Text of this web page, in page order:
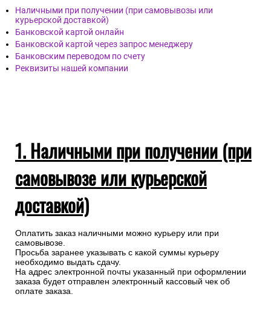
Наличными при получении (при самовывозы или
курьерской доставкой)
Банковской картой онлайн
Банковской картой через запрос менеджеру
Банковским переводом по счету
Реквизиты нашей компании
1. Наличными при получении (при
самовывозе или курьерской
доставкой)
Оплатить заказ наличными можно курьеру или при
самовывозе.
Просьба заранее указывать с какой суммы курьеру
необходимо выдать сдачу.
На адрес электронной почты указанный при оформлении
заказа будет отправлен электронный кассовый чек об
оплате заказа.